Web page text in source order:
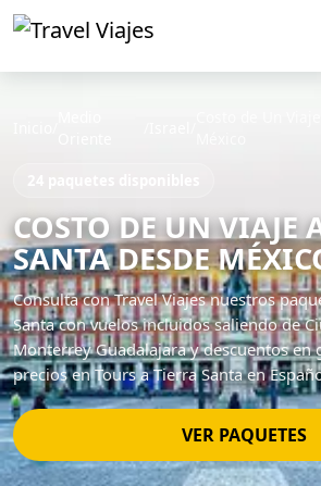
COSTO DE UN VIAJE
SANTA DESDE
Consulta con Travel Viajes nuestros
Santa con vuelos incluidos saliendo de
Monterrey Guadalajara y descuentos en
precios en Tours a Tierra Santa en
VER PAQUETES